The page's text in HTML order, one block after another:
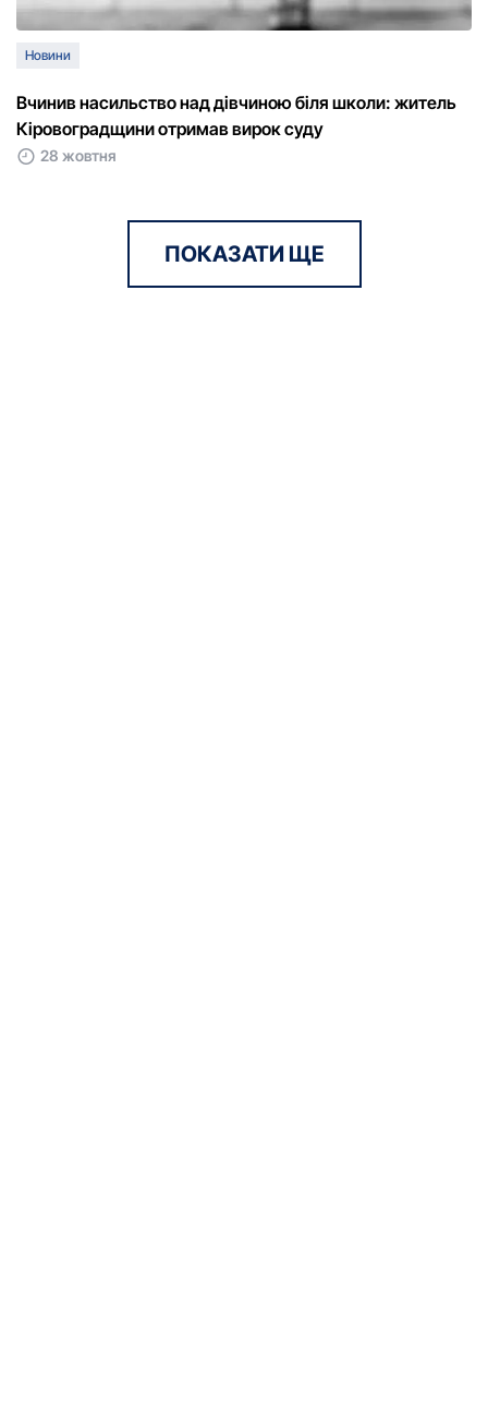
Новини
Вчинив насильство над дівчиною біля школи: житель
Кіровоградщини отримав вирок суду
28 жовтня
ПОКАЗАТИ ЩЕ